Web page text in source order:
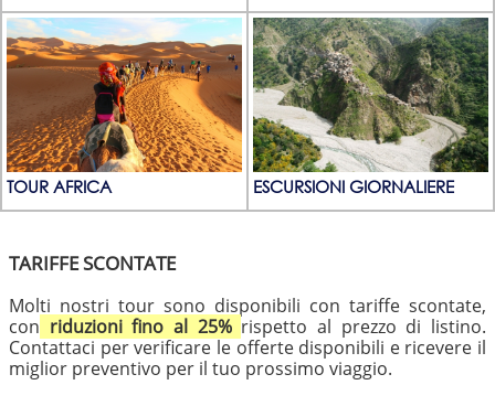
TOUR AFRICA ESCURSIONI GIORNALIERE
TARIFFE SCONTATE
Molti nostri tour sono disponibili con tariffe scontate,
con riduzioni fino al 25% rispetto al prezzo di listino.
Contattaci per verificare le offerte disponibili e ricevere il
miglior preventivo per il tuo prossimo viaggio.